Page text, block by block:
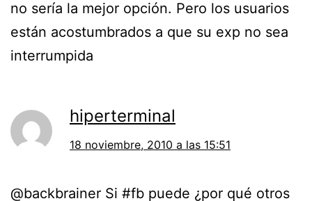
no sería la mejor opción. Pero los usuarios
están acostumbrados a que su exp no sea
interrumpida
hiperterminal
18 noviembre, 2010 a las 15:51
@backbrainer Si #fb puede ¿por qué otros